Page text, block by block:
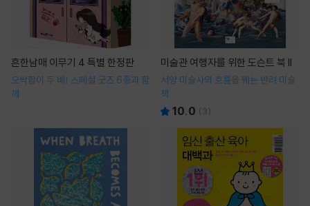
흔한남매 이무기 4 특별 한정판
오싹함이 두 배! 스페셜 굿즈 6종과 함
께
미술관 여행자를 위한 도슨트 북 II
서양 미술사의 흐름을 꿰는 반려 미술
책
10.0 ( 3)